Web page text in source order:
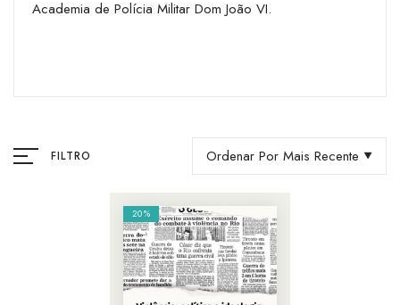
Academia de Polícia Militar Dom João VI.
FILTRO Ordenar Por Mais Recente
20%